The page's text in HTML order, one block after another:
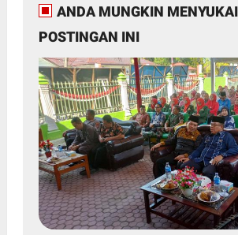
ANDA MUNGKIN MENYUKAI
POSTINGAN INI